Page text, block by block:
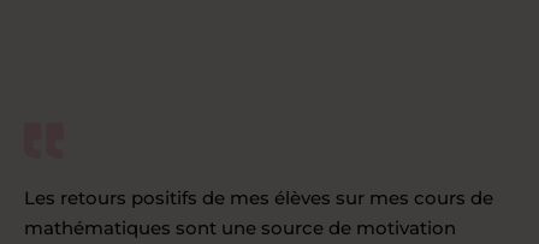
Les retours positifs de mes élèves sur mes cours de
mathématiques sont une source de motivation